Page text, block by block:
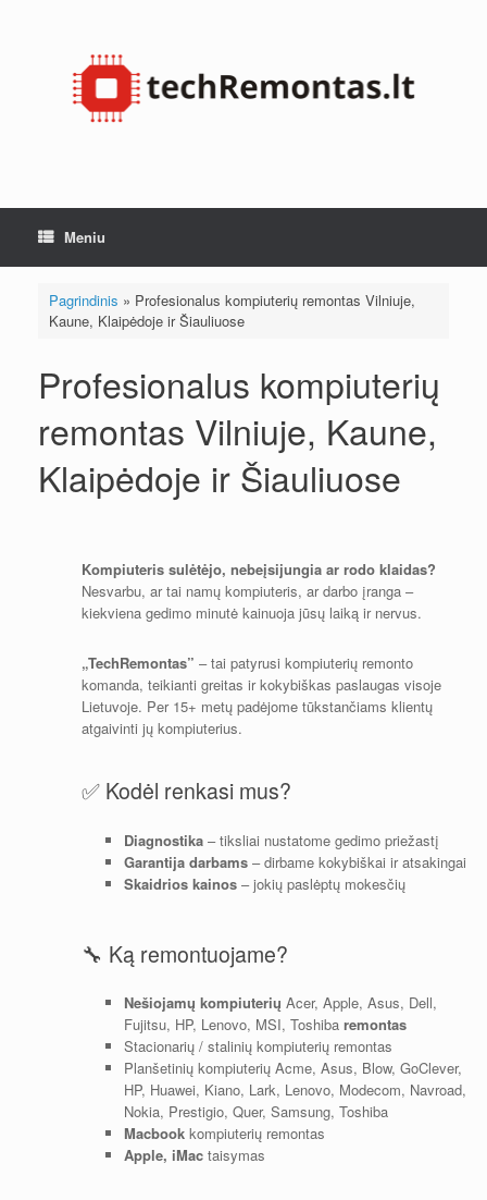
Meniu
Pagrindinis » Profesionalus kompiuterių remontas Vilniuje,
Kaune, Klaipėdoje ir Šiauliuose
Profesionalus kompiuterių
remontas Vilniuje, Kaune,
Klaipėdoje ir Šiauliuose
Kompiuteris sulėtėjo, nebeįsijungia ar rodo klaidas?
Nesvarbu, ar tai namų kompiuteris, ar darbo įranga –
kiekviena gedimo minutė kainuoja jūsų laiką ir nervus.
„TechRemontas” – tai patyrusi kompiuterių remonto
komanda, teikianti greitas ir kokybiškas paslaugas visoje
Lietuvoje. Per 15+ metų padėjome tūkstančiams klientų
atgaivinti jų kompiuterius.
✅ Kodėl renkasi mus?
Diagnostika– tiksliai nustatome gedimo priežastį
Garantija darbams– dirbame kokybiškai ir atsakingai
Skaidrios kainos– jokių paslėptų mokesčių
🔧 Ką remontuojame?
Nešiojamų kompiuterių Acer, Apple, Asus, Dell,
Fujitsu, HP, Lenovo, MSI, Toshiba remontas
Stacionarių / stalinių kompiuterių remontas
Planšetinių kompiuterių Acme, Asus, Blow, GoClever,
HP, Huawei, Kiano, Lark, Lenovo, Modecom, Navroad,
Nokia, Prestigio, Quer, Samsung, Toshiba
Macbookkompiuterių remontas
Apple, iMactaisymas